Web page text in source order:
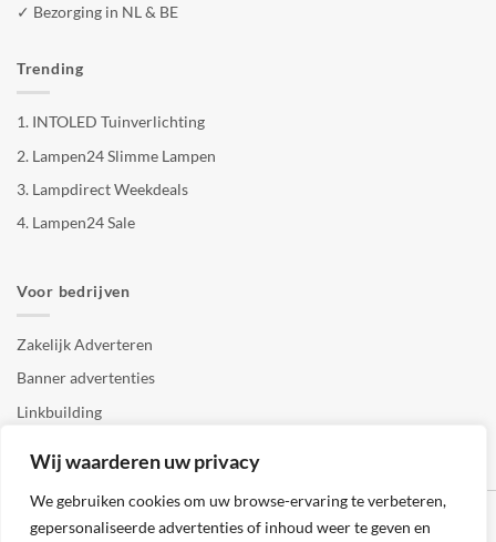
Wij waarderen uw privacy
We gebruiken cookies om uw browse-ervaring te verbeteren,
gepersonaliseerde advertenties of inhoud weer te geven en
✓ Bezorging in NL & BE
Trending
1. INTOLED Tuinverlichting
2. Lampen24 Slimme Lampen
3. Lampdirect Weekdeals
4. Lampen24 Sale
Voor bedrijven
Zakelijk Adverteren
Banner advertenties
Linkbuilding